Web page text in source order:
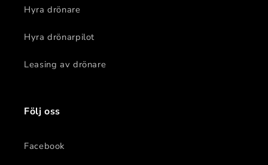
Hyra drönare
Hyra drönarpilot
Leasing av drönare
Följ oss
Facebook